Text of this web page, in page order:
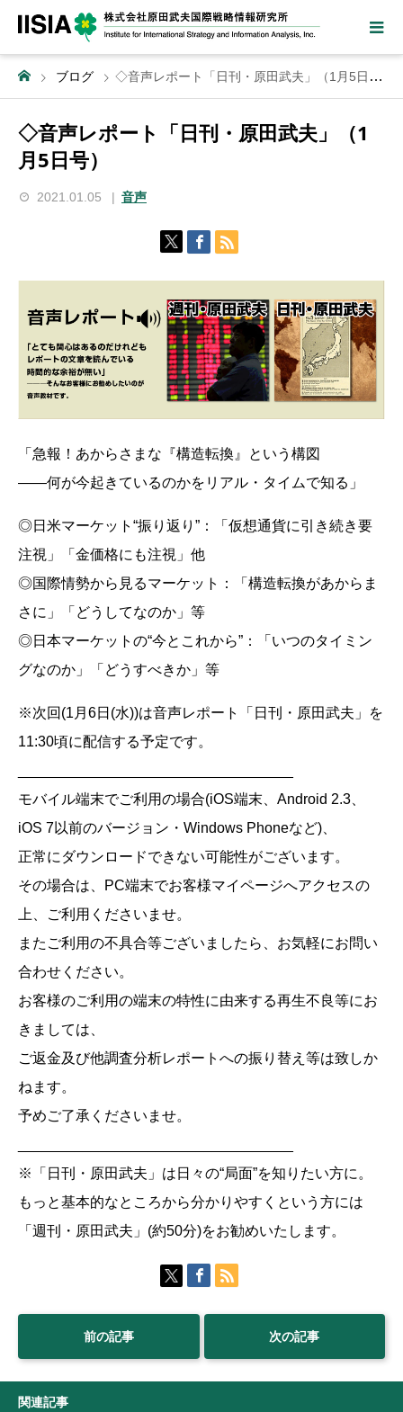
ブログ ◇音声レポート「日刊・原田武夫」（1月5日号）
◇音声レポート「日刊・原田武夫」（1
月5日号）
2021.01.05 音声
「急報！あからさまな『構造転換』という構図
――何が今起きているのかをリアル・タイムで知る」
◎日米マーケット“振り返り”：「仮想通貨に引き続き要
注視」「金価格にも注視」他
◎国際情勢から見るマーケット：「構造転換があからま
さに」「どうしてなのか」等
◎日本マーケットの“今とこれから”：「いつのタイミン
グなのか」「どうすべきか」等
※次回(1月6日(水))は音声レポート「日刊・原田武夫」を
11:30頃に配信する予定です。
モバイル端末でご利用の場合(iOS端末、Android 2.3、
iOS 7以前のバージョン・Windows Phoneなど)、
正常にダウンロードできない可能性がございます。
その場合は、PC端末でお客様マイページへアクセスの
上、ご利用くださいませ。
またご利用の不具合等ございましたら、お気軽にお問い
合わせください。
お客様のご利用の端末の特性に由来する再生不良等にお
きましては、
ご返金及び他調査分析レポートへの振り替え等は致しか
ねます。
予めご了承くださいませ。
※「日刊・原田武夫」は日々の“局面”を知りたい方に。
もっと基本的なところから分かりやすくという方には
「週刊・原田武夫」(約50分)をお勧めいたします。
前の記事 次の記事
関連記事